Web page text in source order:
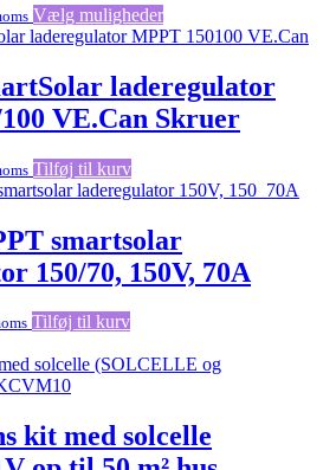
Vælg mulighederDette
vare
varianter.
Mulighederne
på
varesiden
laderegulator
VE.Can Skruer
Tilføj til kurv
smartsolar
150/70, 150V, 70A
Tilføj til kurv
kit med solcelle